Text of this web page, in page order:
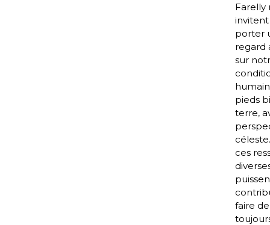
Farelly
invitent
porter
regard
sur
pieds
terre,
ces
faire